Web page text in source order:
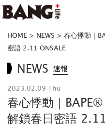
HOME > NEWS > 春心悸動｜
密語 2.11 ONSALE
NEWS 速報
2023.02.09 Thu
春心悸動｜
解鎖春日密語